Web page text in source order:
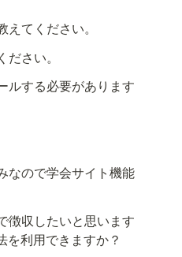
てください。
さい。
ルする必要があります
なので学会サイト機能
徴収したいと思います
を利用できますか？